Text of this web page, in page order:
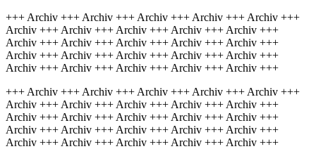
+++ Archiv +++ Archiv +++ Archiv +++ Archiv +++ Archiv +++
Archiv +++ Archiv +++ Archiv +++ Archiv +++ Archiv +++
Archiv +++ Archiv +++ Archiv +++ Archiv +++ Archiv +++
Archiv +++ Archiv +++ Archiv +++ Archiv +++ Archiv +++
Archiv +++ Archiv +++ Archiv +++ Archiv +++ Archiv +++
+++ Archiv +++ Archiv +++ Archiv +++ Archiv +++ Archiv +++
Archiv +++ Archiv +++ Archiv +++ Archiv +++ Archiv +++
Archiv +++ Archiv +++ Archiv +++ Archiv +++ Archiv +++
Archiv +++ Archiv +++ Archiv +++ Archiv +++ Archiv +++
Archiv +++ Archiv +++ Archiv +++ Archiv +++ Archiv +++